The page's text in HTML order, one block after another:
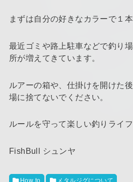
まずは自分の好きなカラーで１
最近ゴミや路上駐車などで釣り
所が増えてきています。
ルアーの箱や、仕掛けを開けた
場に捨てないでください。
ルールを守って楽しい釣りライフ
FishBull シュンヤ
How to メタルジグについて